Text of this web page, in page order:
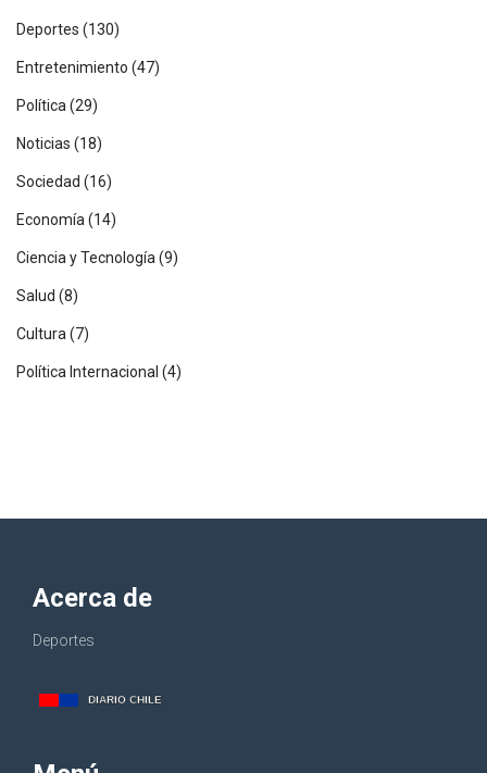
Deportes (130)
Entretenimiento (47)
Política(29)
Noticias (18)
Sociedad (16)
Economía(14)
Ciencia y Tecnología(9)
Salud (8)
Cultura(7)
Política Internacional (4)
Acerca de
Deportes